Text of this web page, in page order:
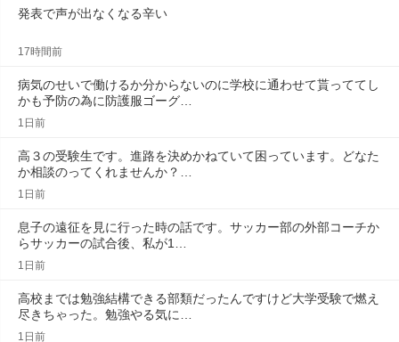
発表で声が出なくなる辛い
17時間前
病気のせいで働けるか分からないのに学校に通わせて貰っててし
かも予防の為に防護服ゴーグ…
1日前
高３の受験生です。進路を決めかねていて困っています。どなた
か相談のってくれませんか？…
1日前
息子の遠征を見に行った時の話です。サッカー部の外部コーチか
らサッカーの試合後、私が1…
1日前
高校までは勉強結構できる部類だったんですけど大学受験で燃え
尽きちゃった。勉強やる気に…
1日前